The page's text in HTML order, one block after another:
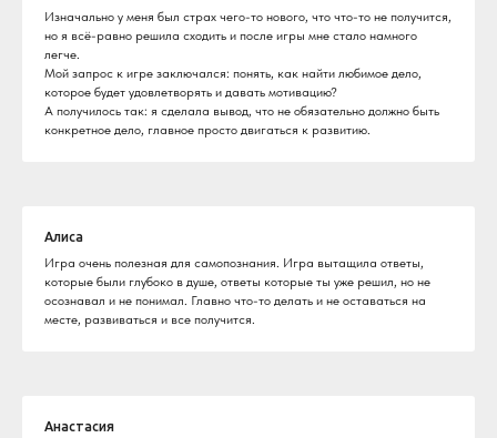
Изначально у меня был страх чего-то нового, что что-то не получится,
но я всё-равно решила сходить и после игры мне стало намного
легче.
Мой запрос к игре заключался: понять, как найти любимое дело,
которое будет удовлетворять и давать мотивацию?
А получилось так: я сделала вывод, что не обязательно должно быть
конкретное дело, главное просто двигаться к развитию.
Алиса
Игра очень полезная для самопознания. Игра вытащила ответы,
которые были глубоко в душе, ответы которые ты уже решил, но не
осознавал и не понимал. Главно что-то делать и не оставаться на
месте, развиваться и все получится.
Анастасия